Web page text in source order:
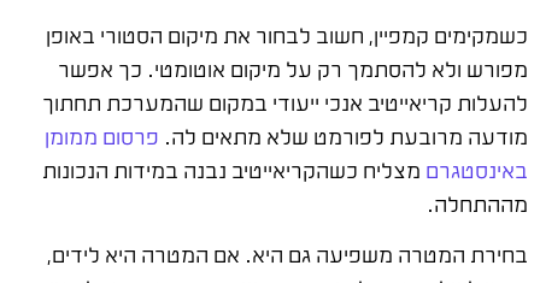
כשמקימים קמפיין, חשוב לבחור את מיקום הסטורי באופן
מפורש ולא להסתמך רק על מיקום אוטומטי. כך אפשר
להעלות קריאייטיב אנכי ייעודי במקום שהמערכת תחתוך
מודעה מרובעת לפורמט שלא מתאים לה. פרסום ממומן
באינסטגרם מצליח כשהקריאייטיב נבנה במידות הנכונות
מההתחלה.
בחירת המטרה משפיעה גם היא. אם המטרה היא לידים,